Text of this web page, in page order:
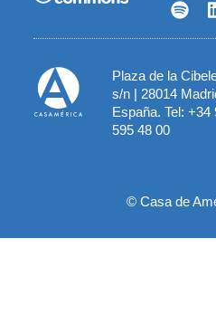
Plaza de la
s/n | 28014
España. Tel: +34
595 48 00
© Casa de